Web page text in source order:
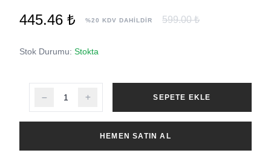
445.46 ₺ %20 KDV DAHİLDİR 599.00 ₺
Stok Durumu: Stokta
SEPETE EKLE
HEMEN SATIN AL